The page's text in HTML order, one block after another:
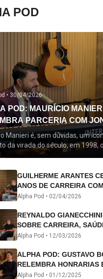
POD
• 30/04/2026
POD: MAURÍCIO MANIERI
PARCERIA COM
ORIGEM DE "BEM
Manieri é, sem dúvidas, um
da virada do século, em 1998,
oficialmente com o seu primeiro
até hoje, quase trinta
e "Minha Menina". Em
o […]
GUILHERME ARANTES
ANOS DE CARREIRA
ÁLBUM
Alpha Pod • 02/04/2026
REYNALDO
SOBRE CARREIRA,
CAMINHOS ARTÍSTICOS
Alpha Pod • 12/03/2026
ALPHA POD: GUSTAVO
RELEMBRA HONRARIAS
MICHAEL PHELPS O
Alpha Pod • 01/12/2025